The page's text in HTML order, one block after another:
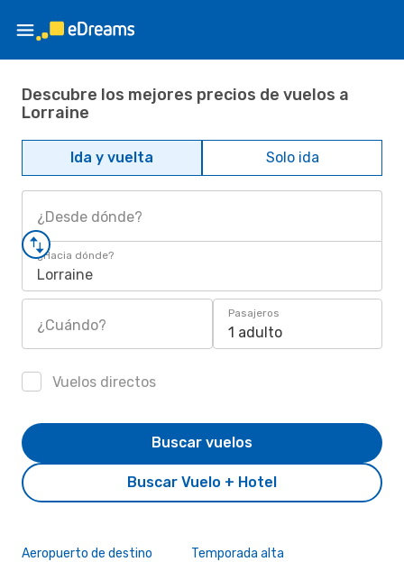
Descubre los mejores precios de vuelos a
Lorraine
Ida y vuelta Solo ida
¿Desde dónde?
¿Hacia dónde?
Lorraine
¿Cuándo?
Pasajeros
1 adulto
Vuelos directos
Buscar Vuelo + Hotel
Buscar vuelos
Aeropuerto de destino Temporada alta